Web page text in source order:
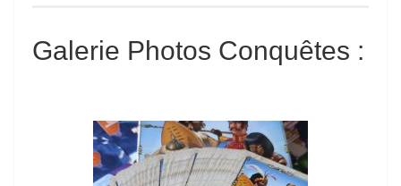
Galerie Photos Conquêtes :